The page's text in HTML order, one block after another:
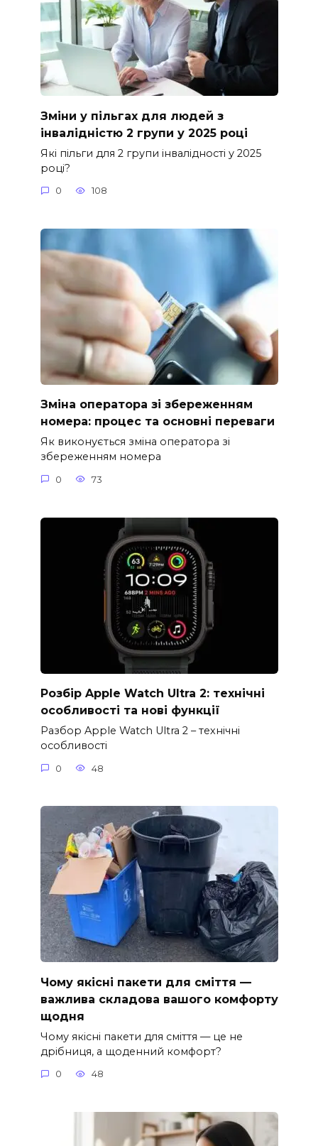
Зміни у пільгах для людей з
інвалідністю 2 групи у 2025 році
Які пільги для 2 групи інвалідності у 2025
році?
0 108
Зміна оператора зі збереженням
номера: процес та основні переваги
Як виконується зміна оператора зі
збереженням номера
0 73
Розбір Apple Watch Ultra 2: технічні
особливості та нові функції
Разбор Apple Watch Ultra 2 – технічні
особливості
0 48
Чому якісні пакети для сміття —
важлива складова вашого комфорту
щодня
Чому якісні пакети для сміття — це не
дрібниця, а щоденний комфорт?
0 48